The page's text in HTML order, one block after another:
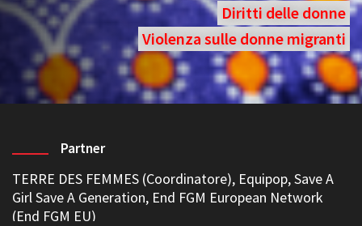
Diritti delle donne
Violenza sulle donne migranti
Partner
TERRE DES FEMMES (Coordinatore), Equipop,Save A
Girl Save A Generation, End FGM European Network
(End FGM EU)